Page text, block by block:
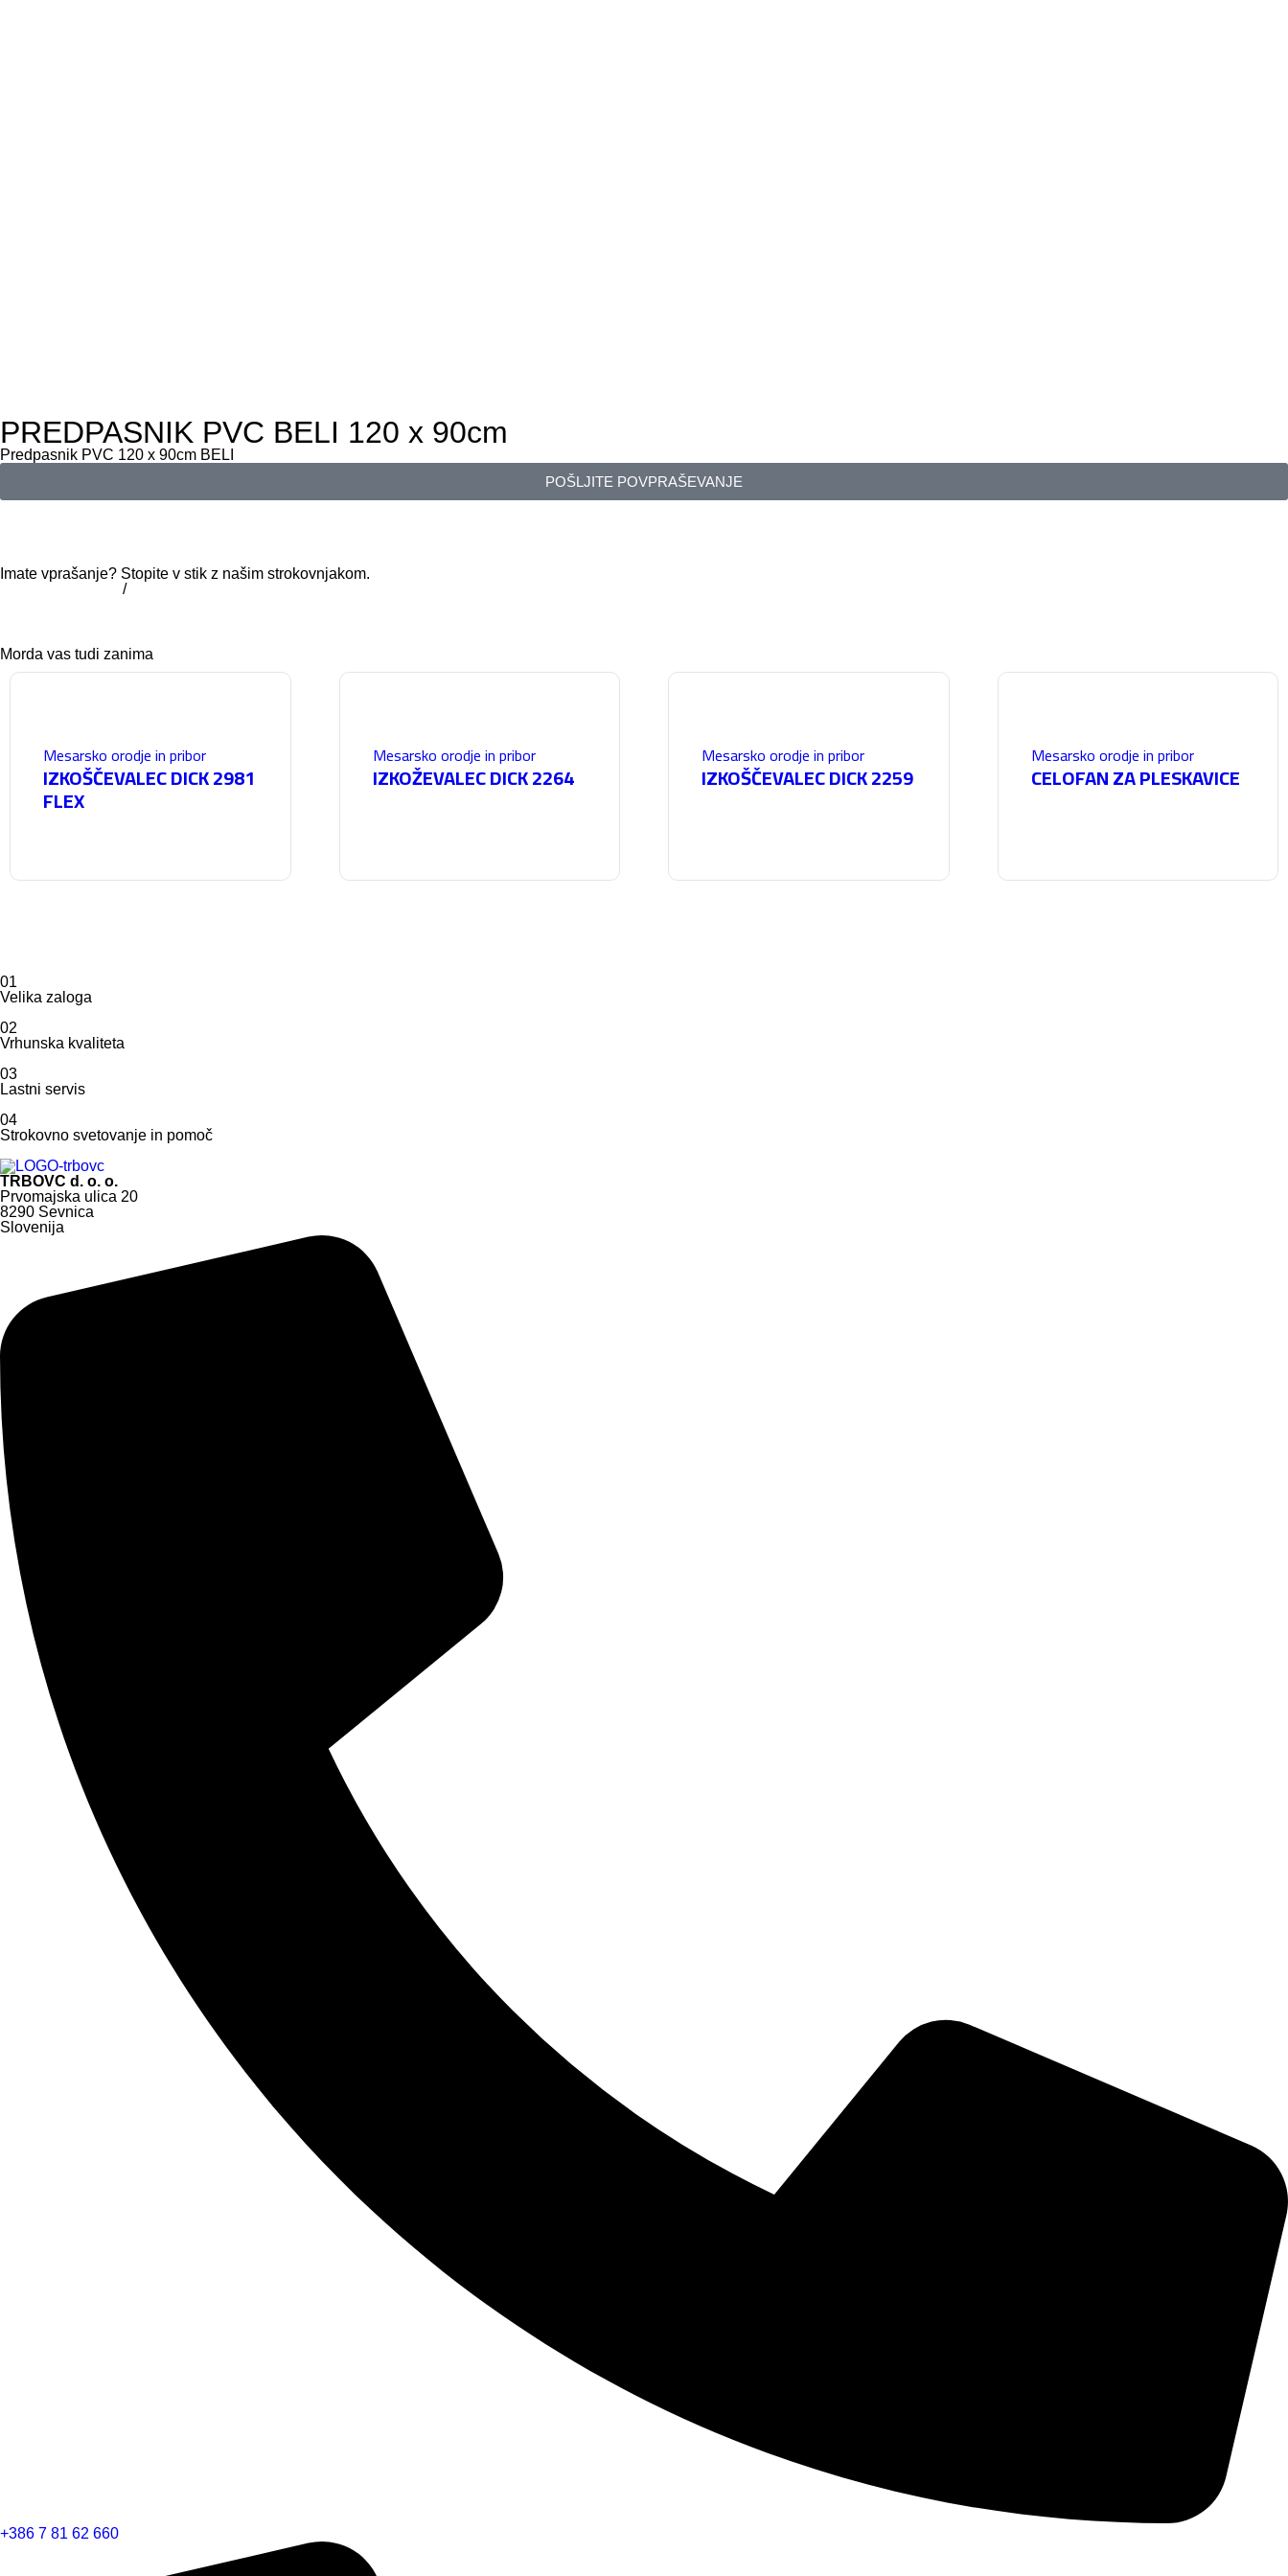
PREDPASNIK PVC BELI 120 x 90cm
Predpasnik PVC 120 x 90cm BELI
POŠLJITE POVPRAŠEVANJE
Imate vprašanje? Stopite v stik z našim strokovnjakom.
/
Morda vas tudi zanima
Mesarsko orodje in pribor
IZKOŠČEVALEC DICK 2981
FLEX
Mesarsko orodje in pribor
IZKOŽEVALEC DICK 2264
Mesarsko orodje in pribor
IZKOŠČEVALEC DICK 2259
Mesarsko orodje in pribor
CELOFAN ZA PLESKAVICE
01
Velika zaloga
02
Vrhunska kvaliteta
03
Lastni servis
04
Strokovno svetovanje in pomoč
TRBOVC d. o. o.
Prvomajska ulica 20
8290 Sevnica
Slovenija
+386 7 81 62 660